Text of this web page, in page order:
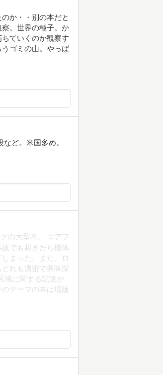
か・・別の本だと
。世界の種子。か
ていくのか観察す
ゴミの山。やっば
ど。米国多め。
の大型本。 エアフ
でも起きたら機体
まった。また、ロ
れも濃密で興味深
域に関する記述が
テーマの本は増版